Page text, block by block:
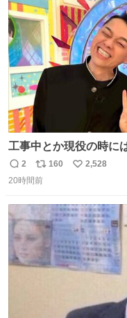
数
工事中とか現役の時に
番の「設楽の女」が卒
返
信
2
リ
ポ
数
160
い
数
2,528
20時間前